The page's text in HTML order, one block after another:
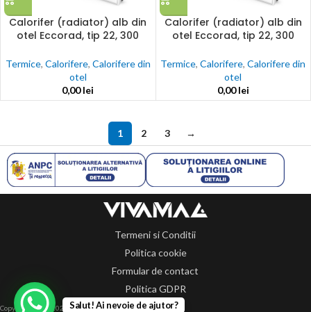
Calorifer (radiator) alb din
otel Eccorad, tip 22, 300
Termice, Calorifere, Calorifere din
otel
0,00lei
Calorifer (radiator) alb din
otel Eccorad, tip 22, 300
Termice,Calorifere,Calorifere din
otel
0,00lei
1 2 3 →
Termeni si Conditii
Politica cookie
Formular de contact
Politica GDPR
Copyright 2014-2024 © Toate drepturile rezervate.
Salut! Ai nevoie de ajutor?